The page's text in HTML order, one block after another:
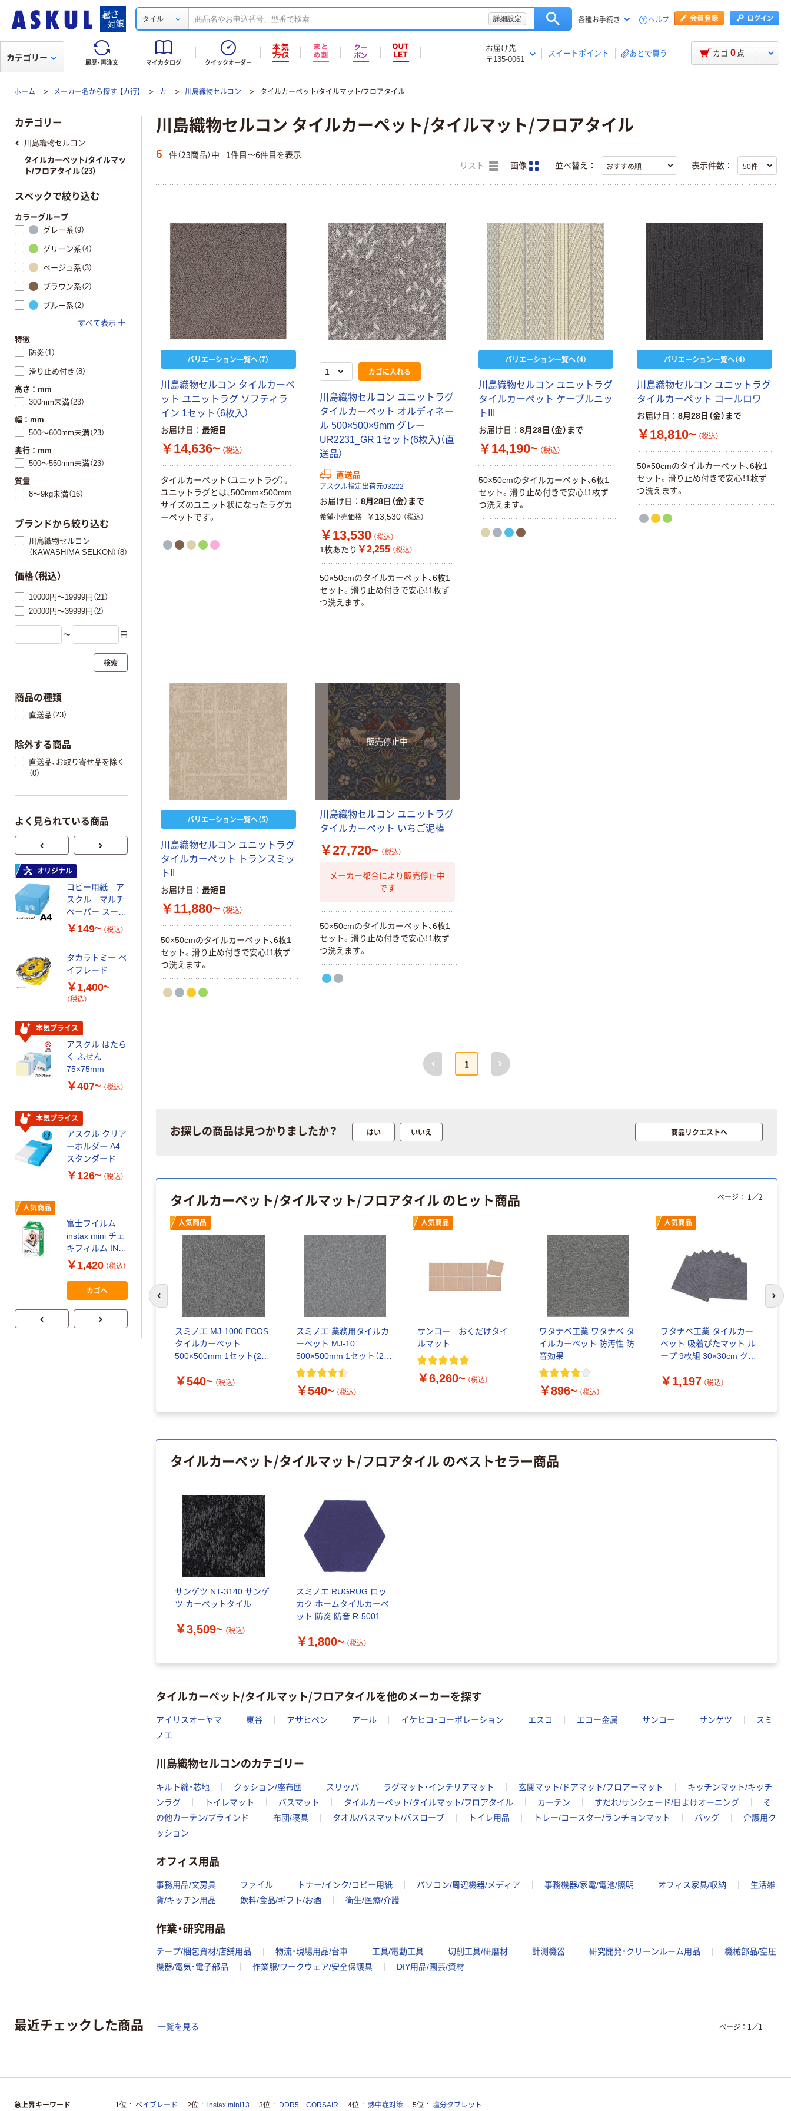
タイル... 詳細設定 各種お手続き ヘルプ
履歴・再注文 マイカタログ クイックオーダー
お届け先
〒135-0061
スイートポイント あとで買う
カテゴリー カゴ 0 点
ホーム メーカー名から探す-【カ行】 カ 川島織物セルコン タイルカーペット/タイルマット/フロアタイル
川島織物セルコン タイルカーペット/タイルマット/フロアタイル
6 件（23商品）中 1件目〜6件目を表示
リスト 画像 並べ替え： 表示件数：
バリエーション一覧へ（7）
川島織物セルコン タイルカーペ
ット ユニットラグ ソフティラ
イン 1セット（6枚入）
お届け日 最短日
￥14,636~ （税込）
タイルカーペット（ユニットラグ）。
ユニットラグとは、500mm×500mm
サイズのユニット状になったラグカ
ーペットです。
カゴに入れる
川島織物セルコン ユニットラグ
タイルカーペット オルディネー
ル 500×500×9mm グレー
UR2231_GR 1セット(6枚入)（直
送品）
直送品
アスクル指定出荷元03222
お届け日 8月28日（金）まで
希望小売価格 ￥13,530 （税込）
￥13,530 （税込）
1枚あたり ￥2,255 （税込）
50×50cmのタイルカーペット、6枚1
セット。滑り止め付きで安心！1枚ず
つ洗えます。
バリエーション一覧へ（4）
川島織物セルコン ユニットラグ
タイルカーペット ケーブルニッ
トIII
お届け日 8月28日（金）まで
￥14,190~ （税込）
50×50cmのタイルカーペット、6枚1
セット。滑り止め付きで安心！1枚ず
つ洗えます。
バリエーション一覧へ（4）
川島織物セルコン ユニットラグ
タイルカーペット コールロワ
お届け日 8月28日（金）まで
￥18,810~ （税込）
50×50cmのタイルカーペット、6枚1
セット。滑り止め付きで安心！1枚ず
つ洗えます。
バリエーション一覧へ（5）
川島織物セルコン ユニットラグ
タイルカーペット トランスミッ
トII
お届け日 最短日
￥11,880~ （税込）
50×50cmのタイルカーペット、6枚1
セット。滑り止め付きで安心！1枚ず
つ洗えます。
販売停止中
川島織物セルコン ユニットラグ
タイルカーペット いちご泥棒
￥27,720~ （税込）
メーカー都合により販売停止中
です
50×50cmのタイルカーペット、6枚1
セット。滑り止め付きで安心！1枚ず
つ洗えます。
前へ
1
次へ
お探しの商品は見つかりましたか？ はい いいえ 商品リクエストへ
タイルカーペット/タイルマット/フロアタイル のヒット商品
ンゲ
スミノエ ECOS タイルカ
人気商品
スミノエ MJ-1000 ECOS
タイルカーペット
500×500mm 1セット(20
￥540~ （税込）
スミノエ 業務用タイルカ
ーペット MJ-10
500×500mm 1セット（20
枚入）
￥540~ （税込）
人気商品
サンコー おくだけタイ
ルマット
￥6,260~ （税込）
ワタナベ工業 ワタナベ タ
イルカーペット 防汚性 防
音効果
￥896~ （税込）
人気商品
ワタナベ工業 タイルカー
ペット 吸着ぴたマット ル
ープ 9枚組 30×30cm グレ
￥1,197 （税込）
ページ： 1／2
前のスライドへ 次
タイルカーペット/タイルマット/フロアタイル のベストセラー商品
サンゲツ NT-3140 サンゲ
ツ カーペットタイル
￥3,509~ （税込）
スミノエ RUGRUG ロッ
カク ホームタイルカーペ
ット 防炎 防音 R-5001 幅
￥1,800~ （税込）
タイルカーペット/タイルマット/フロアタイルを他のメーカーを探す
アイリスオーヤマ 東谷 アサヒペン アール イケヒコ・コーポレーション エスコ エコー金属 サンコー サンゲツ
スミ
ノエ
川島織物セルコンのカテゴリー
キルト綿・芯地 クッション/座布団 スリッパ ラグマット・インテリアマット 玄関マット/ドアマット/フロアーマット
キッチンマット/キッチ
ンラグ
トイレマット バスマット タイルカーペット/タイルマット/フロアタイル カーテン すだれ/サンシェード/日よけオーニング
そ
の他カーテン/ブラインド
布団/寝具 タオル/バスマット/バスローブ トイレ用品 トレー/コースター/ランチョンマット バッグ
介護用ク
ッション
オフィス用品
事務用品/文房具 ファイル トナー/インク/コピー用紙 パソコン/周辺機器/メディア 事務機器/家電/電池/照明 オフィス家具/収納
生活雑
貨/キッチン用品
飲料/食品/ギフト/お酒 衛生/医療/介護
作業・研究用品
テープ/梱包資材/店舗用品 物流・現場用品/台車 工具/電動工具 切削工具/研磨材 計測機器 研究開発・クリーンルーム用品
機械部品/空圧
機器/電気・電子部品
作業服/ワークウェア/安全保護具 DIY用品/園芸/資材
カテゴリー
川島織物セルコン
タイルカーペット/タイルマッ
ト/フロアタイル（23）
スペックで絞り込む
カラーグループ
グレー系（9）
グリーン系（4）
ベージュ系（3）
ブラウン系（2）
ブルー系（2）
すべて表示
特徴
防炎（1）
滑り止め付き（8）
高さ：mm
300mm未満（23）
幅：mm
500～600mm未満（23）
奥行：mm
500～550mm未満（23）
質量
8～9kg未満（16）
ブランドから絞り込む
川島織物セルコン
（KAWASHIMA SELKON）（8）
価格（税込）
10000円～19999円（21）
20000円～39999円（2）
〜 円
検索
商品の種類
直送品（23）
除外する商品
直送品、お取り寄せ品を除く
（0）
よく見られている商品
オリジナル
コピー用紙 ア
スクル マルチ
ペーパー スーパ
ーホワイト+
￥149~ （税込）
タカラトミー ベ
イブレード
￥1,400~
（税込）
本気プライス
アスクル はたら
く ふせん
75×75mm
￥407~ （税込）
本気プライス
アスクル クリア
ーホルダー A4
スタンダード
￥126~ （税込）
人気商品
富士フイルム
instax mini チェ
キフィルム INS
MINI JP1 1パッ
ク（10枚入り）
￥1,420 （税込）
カゴへ
オリジナル
ゴミ袋 エコノミ
透明 高密度タイ
プ 詰替用 バイ
オマス素材10％
配合
￥616~
オリジナル
乾電池 単3
形 アルカリ乾
ルオリジナル
ビッド PEFC認
スーパーエコノ
ミー+
￥149~ （税込）
本気プライス
【ガムテープ】ア
スクル 現場のチ
カラ 厚さ
0.22mm 布テー
プ
￥145~ （税込）
ｍ 再生紙
100% 6ロール
リサイクル100
芯あり FSC認
￥460~ （税込）
乾電池 単4
ルオリジナル
50×15mm
￥386~ （税込）
ペーパータオル
中判 再生紙
100％ 200枚
FSC認証 シング
ル 大王製紙共同
企画 オリジナル
￥149~ （税込）
オリジナル
テープ
￥358~
instax mini13
INS MINI 13
オリジナル
本気プライス
75×25mm
￥377~ （税込）
レクリーナー
トファイル エコ
ノミータイプ
A4タテ(コクヨ
製造）
￥115~ （税込）
証
最近チェックした商品 一覧を見る ページ： 1／1
急上昇キーワード 1位 ベイブレード 2位 instax mini13 3位 DDR5 CORSAIR 4位 熱中症対策 5位 塩分タブレット